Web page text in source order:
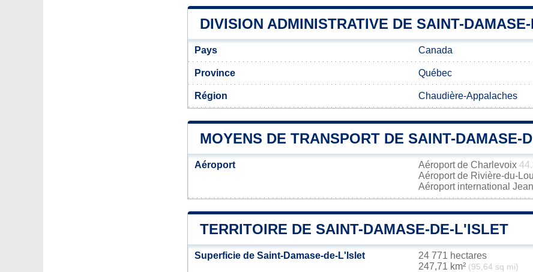
DIVISION ADMINISTRATIVE DE SAINT-
Pays Canada
Province Québec
Région Chaudière-Appalaches
MOYENS DE TRANSPORT DE SAINT-DAMASE-
Aéroport Aéroport de Charlevoix
Aéroport de Rivière-du-
Aéroport international
TERRITOIRE DE SAINT-DAMASE-DE-L'ISLET
Superficie de Saint-Damase-de-L'Islet
24 771 hectares
247,71 km² (95,64 sq mi)